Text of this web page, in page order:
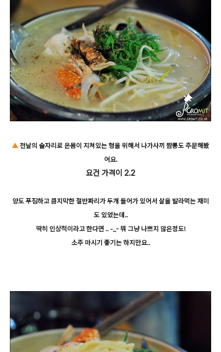
▲전날의 술자리로 온몸이 지쳐있는 형을 위해서 나가사끼 짬뽕도 주문해봤
어요.
요건 가격이 2.2
양도 푸짐하고 큼지막한 절반짜리가 두개 들어가 있어서 살을 발라먹는 재미
도 있었는데..
딱히 인상적이라고 한다면 .. -_- 뭐 그냥 나쁘지 않은정도!
소주 마시기 좋기는 하지만요..